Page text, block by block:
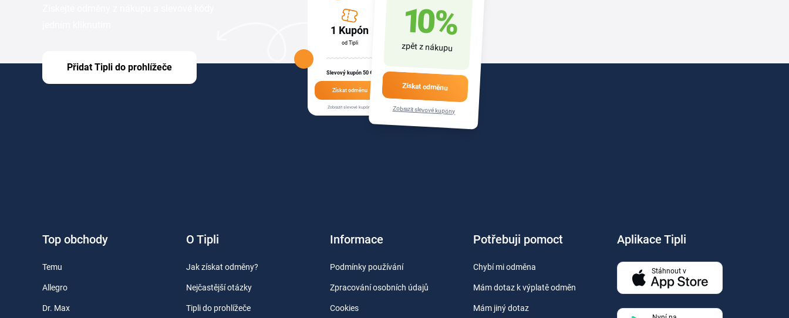
Přidat Tipli do prohlížeče
10 %
zpět z nákupu
Získat odměnu
Zobrazit slevové kupóny
1 Kupón
od Tipli
Slevový kupón 50 €
Získat odměnu
Zobrazit slevové kupóny
Top obchody
Temu
Allegro
Dr. Max
O Tipli
Jak získat odměny?
Nejčastější otázky
Tipli do prohlížeče
Informace
Podmínky používání
Zpracování osobních údajů
Cookies
Potřebuji pomoct
Chybí mi odměna
Mám dotaz k výplatě odměn
Mám jiný dotaz
Aplikace Tipli
Stáhnout v